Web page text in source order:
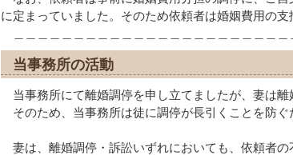
に定まっていました。そのため依頼者は婚姻費用の支
当事務所の活動
当事務所にて離婚調停を申し立てましたが、妻は
そのため、当事務所は徒に調停が長引くことを防
妻は、離婚調停・訴訟いずれにおいても、依頼者の